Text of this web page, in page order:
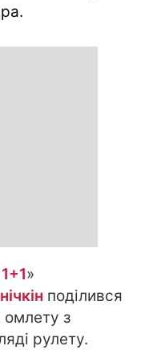
»
поділився
омлету з
рулету.